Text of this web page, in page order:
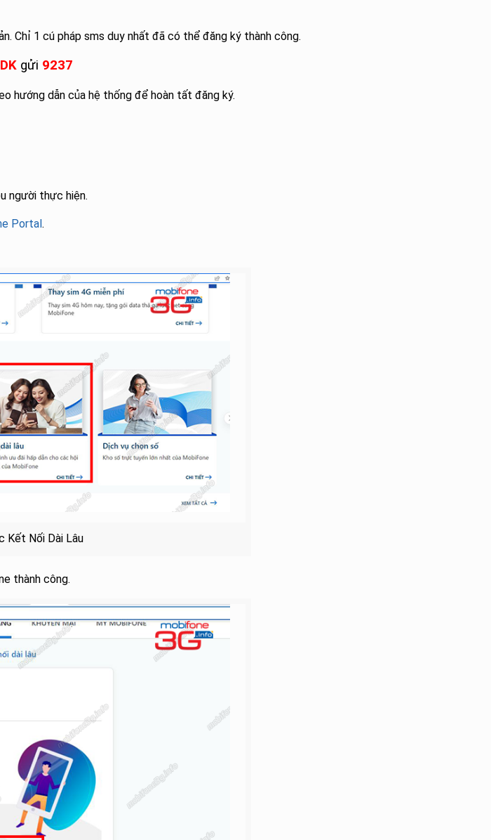
Chỉ 1 cú pháp sms duy nhất đã có thể đăng ký thành công.
DKgửi 9237
hướng dẫn của hệ thống để hoàn tất đăng ký.
người thực hiện.
Portal.
Kết Nối Dài Lâu
thành công.